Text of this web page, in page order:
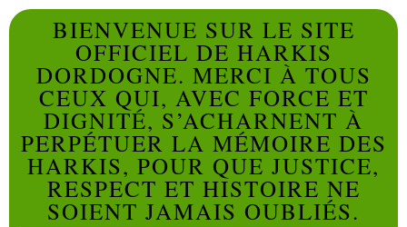
BIENVENUE SUR LE SITE
OFFICIEL DE HARKIS
DORDOGNE. MERCI À TOUS
CEUX QUI, AVEC FORCE ET
DIGNITÉ, S’ACHARNENT À
PERPÉTUER LA MÉMOIRE DES
HARKIS, POUR QUE JUSTICE,
RESPECT ET HISTOIRE NE
SOIENT JAMAIS OUBLIÉS.